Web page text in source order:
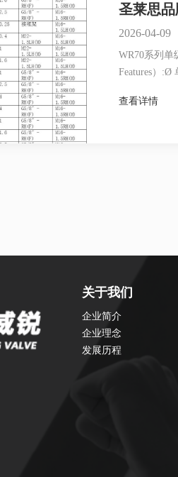
圣莱思
2026-04-09
WR70系列
Features）:Ø
查看详情
关于我们
企业简介
企业理念
发展历程